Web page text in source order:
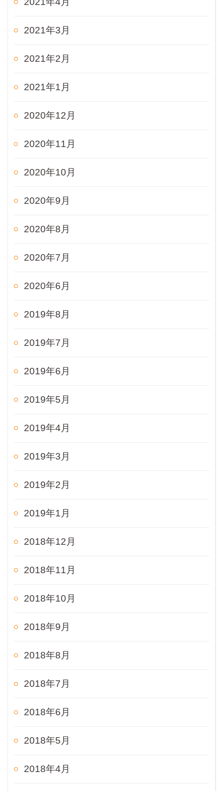
2021年3月
2021年2月
2021年1月
2020年12月
2020年11月
2020年10月
2020年9月
2020年8月
2020年7月
2020年6月
2019年8月
2019年7月
2019年6月
2019年5月
2019年4月
2019年3月
2019年2月
2019年1月
2018年12月
2018年11月
2018年10月
2018年9月
2018年8月
2018年7月
2018年6月
2018年5月
2018年4月